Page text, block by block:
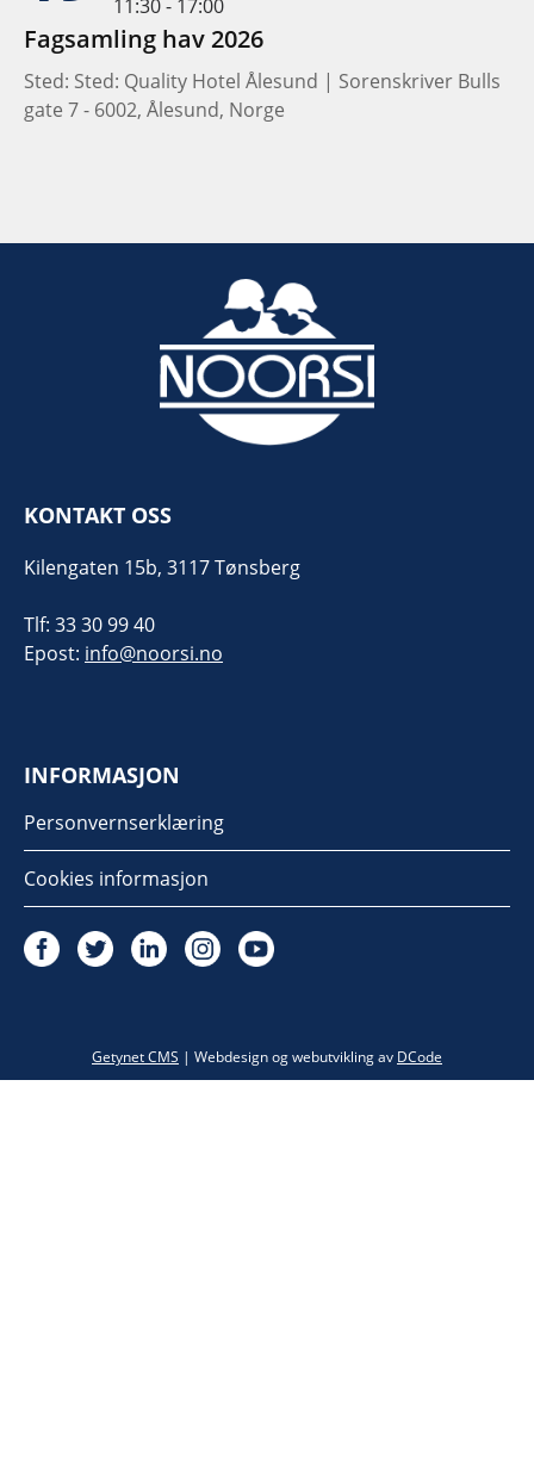
11:30 - 17:00
Fagsamling hav 2026
Sted: Sted: Quality Hotel Ålesund | Sorenskriver Bulls
gate 7 - 6002, Ålesund, Norge
KONTAKT OSS
Kilengaten 15b, 3117 Tønsberg
Tlf: 33 30 99 40
Epost: info@noorsi.no
INFORMASJON
Personvernserklæring
Cookies informasjon
Getynet CMS | Webdesign og webutvikling av DCode